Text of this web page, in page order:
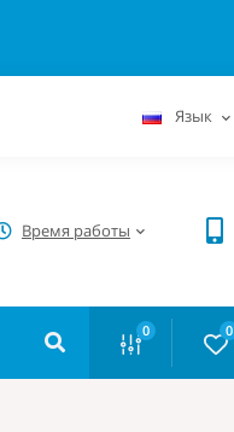
Язык
Время работы
0 0